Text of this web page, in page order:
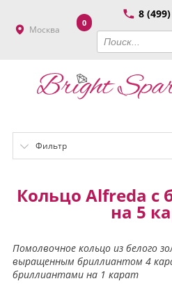
Москва
8
0
Фильтр
Кольцо Alfreda с
на 5
Помолвочное кольцо из белого
выращенным бриллиантом 4
бриллиантами на 1 карат